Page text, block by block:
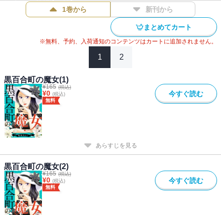
1巻から 新刊から
まとめてカート
※無料、予約、入荷通知のコンテンツはカートに追加されません。
1 2
黒百合町の魔女(1)
¥165 (税込)
¥0 (税込)
無料
今すぐ読む
あらすじを見る
黒百合町の魔女(2)
¥165 (税込)
¥0 (税込)
無料
今すぐ読む